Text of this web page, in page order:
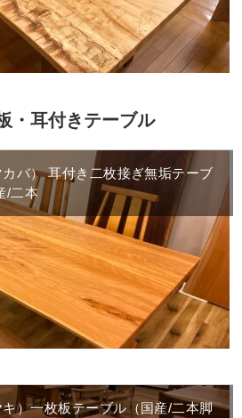
・耳付きテーブル
バ） 耳付き二枚接ぎ無垢テーブ
/二本
）一枚板テーブル（国産/二本脚